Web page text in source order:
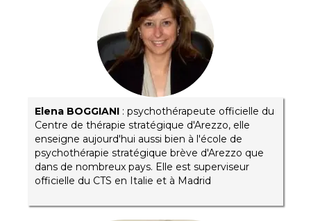
Elena BOGGIANI : psychothérapeute officielle du
Centre de thérapie stratégique d'Arezzo, elle
enseigne aujourd'hui aussi bien à l'école de
psychothérapie stratégique brève d'Arezzo que
dans de nombreux pays. Elle est superviseur
officielle du CTS en Italie et à Madrid